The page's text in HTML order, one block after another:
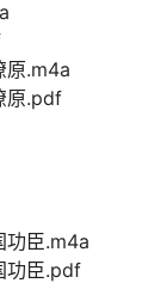
原.m4a
原.pdf
功臣.m4a
功臣.pdf